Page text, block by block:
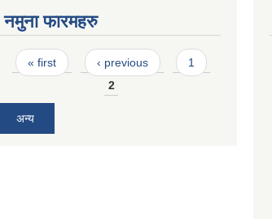
नमुना फारमहरु
Pages
« first ‹ previous
1
2
अन्य